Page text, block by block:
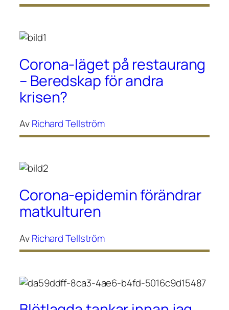
Corona-läget på restaurang
– Beredskap för andra
krisen?
AvRichard Tellström
Corona-epidemin förändrar
matkulturen
AvRichard Tellström